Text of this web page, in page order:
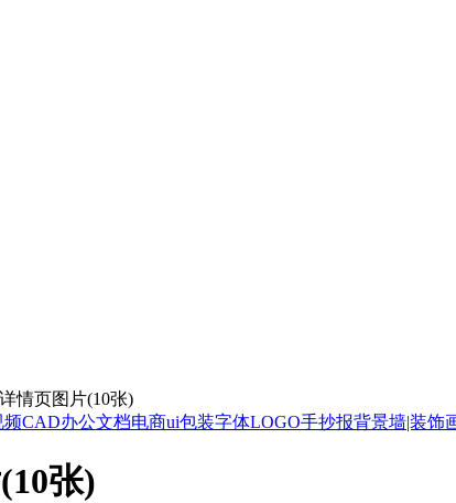
情页图片(10张)
频CAD办公文档电商ui包装字体LOGO手抄报背景墙|装饰
张)